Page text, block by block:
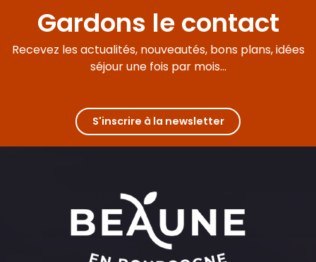
Clos de la Providence
Le Clos Sainte Marguerite
Le Clos de la Challangette
La Cuverie du Château
Maison Tassigny - les chambres d'hôtes
The Hungry Cyclist Lodge
La Maison Blanche
Gardons le contact
Recevez les actualités, nouveautés, bons plans, idées
séjour une fois par mois...
S'inscrire à la newsletter